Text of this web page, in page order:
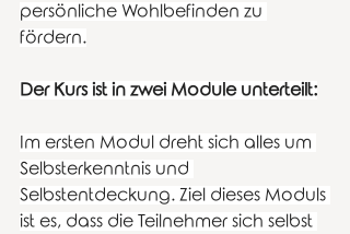
persönliche Wohlbefinden zu
fördern.
Der Kurs ist in zwei Module unterteilt:
Im ersten Modul dreht sich alles um
Selbsterkenntnis und
Selbstentdeckung. Ziel dieses Moduls
ist es, dass die Teilnehmer sich selbst